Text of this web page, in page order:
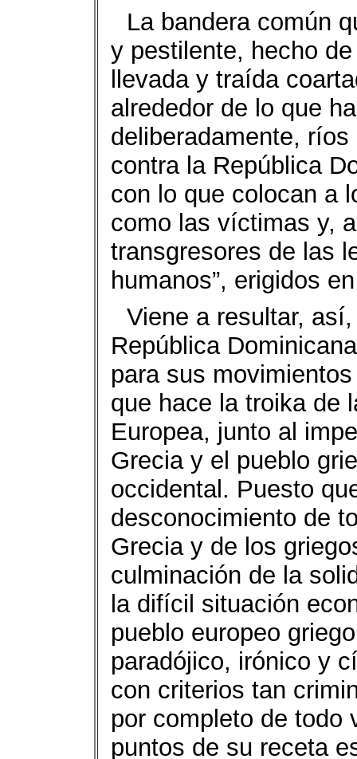
La bandera común
y pestilente, hecho
llevada y traída
alrededor de lo que
deliberadamente,
contra la República
con lo que colocan a
como las víctimas y,
transgresores de las
humanos”, erigidos
Viene a resultar,
República
para sus
que hace la troika de
Europea, junto al
Grecia y el pueblo
occidental. Puesto
desconocimiento de
Grecia y de los
culminación de la
la difícil situación
pueblo europeo
paradójico, irónico y
con criterios tan
por completo de todo
puntos de su receta